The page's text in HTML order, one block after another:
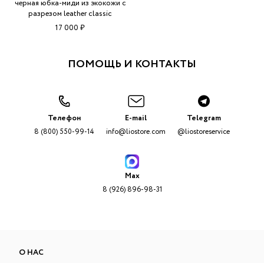
черная юбка-миди из экокожи с
разрезом leather classic
17 000 ₽
ПОМОЩЬ И КОНТАКТЫ
Телефон
8 (800) 550-99-14
E-mail
info@liostore.com
Telegram
@liostoreservice
Max
8 (926) 896-98-31
О НАС